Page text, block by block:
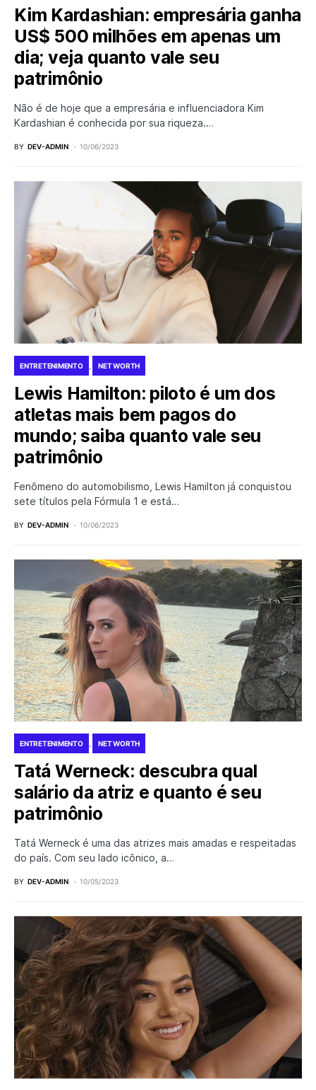
Kim Kardashian: empresária ganha
US$ 500 milhões em apenas um
dia; veja quanto vale seu
patrimônio
Não é de hoje que a empresária e influenciadora Kim
Kardashian é conhecida por sua riqueza.…
BY DEV-ADMIN 10/06/2023
ENTRETENIMENTO NET WORTH
Lewis Hamilton: piloto é um dos
atletas mais bem pagos do
mundo; saiba quanto vale seu
patrimônio
Fenômeno do automobilismo, Lewis Hamilton já conquistou
sete títulos pela Fórmula 1 e está…
BY DEV-ADMIN 10/06/2023
ENTRETENIMENTO NET WORTH
Tatá Werneck: descubra qual
salário da atriz e quanto é seu
patrimônio
Tatá Werneck é uma das atrizes mais amadas e respeitadas
do país. Com seu lado icônico, a…
BY DEV-ADMIN 10/05/2023